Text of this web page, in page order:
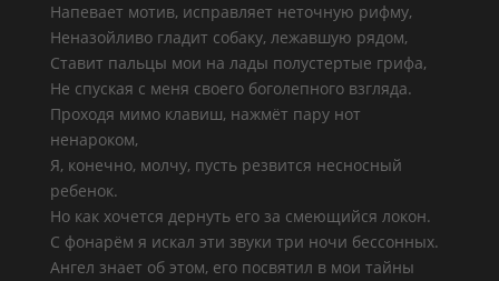
Напевает мотив, исправляет неточную рифму,
Неназойливо гладит собаку, лежавшую рядом,
Ставит пальцы мои на лады полустертые грифа,
Не спуская с меня своего боголепного взгляда.
Проходя мимо клавиш, нажмёт пару нот
ненароком,
Я, конечно, молчу, пусть резвится несносный
ребенок.
Но как хочется дернуть его за смеющийся локон.
С фонарём я искал эти звуки три ночи бессонных.
Ангел знает об этом, его посвятил в мои тайны